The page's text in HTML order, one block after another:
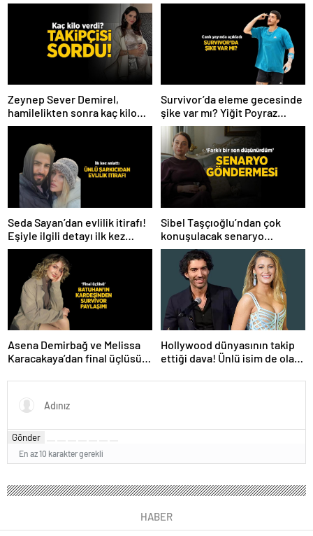
Zeynep Sever Demirel,
hamilelikten sonra kaç kilo
verdiğini açıkladı! ‘Yaza kadar
Survivor’da eleme gecesinde
şike var mı? Yiğit Poyraz
düelloda Volkan’la
yaşananları ilk kez anlattı!
Seda Sayan’dan evlilik itirafı!
Eşiyle ilgili detayı ilk kez
anlattı
Sibel Taşçıoğlu’ndan çok
konuşulacak senaryo
göndermesi! ‘Farklı bir son
düşünürdüm’
Asena Demirbağ ve Melissa
Karacakaya’dan final üçlüsü
Hollywood dünyasının takip
ettiği dava! Ünlü isim de olaya
Gönder
En az 10 karakter gerekli
HABER